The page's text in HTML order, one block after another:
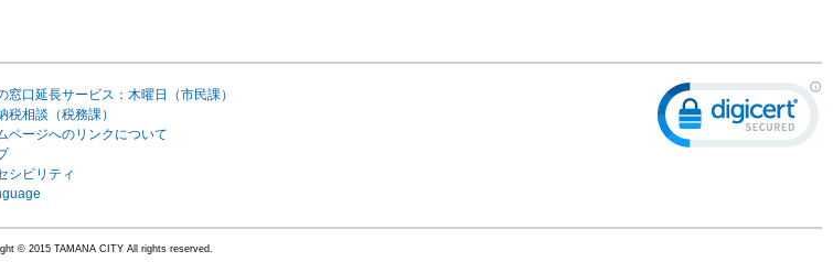
窓口延長サービス：木曜日（市民課）
税相談（税務課）
ページへのリンクについて
シビリティ
© 2015 TAMANA CITY All rights reserved.